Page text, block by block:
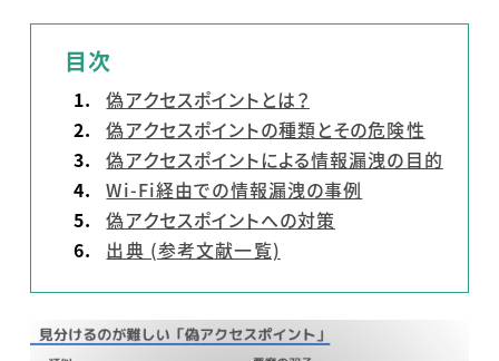
目次
偽アクセスポイントとは？
偽アクセスポイントの種類とその危険性
偽アクセスポイントによる情報漏洩の目的
Wi-Fi経由での情報漏洩の事例
偽アクセスポイントへの対策
出典 (参考文献一覧)